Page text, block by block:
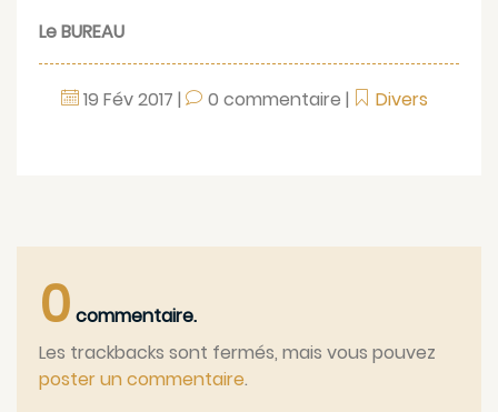
Le BUREAU
19 Fév2017 | 0 commentaire | Divers
0 commentaire.
Les trackbacks sont fermés, mais vous pouvez
poster un commentaire.